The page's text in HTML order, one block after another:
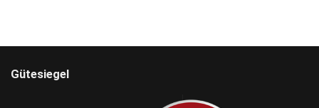
Gütesiegel